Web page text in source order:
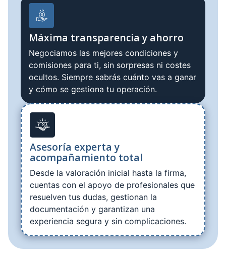
Máxima transparencia y ahorro
Negociamos las mejores condiciones y
comisiones para ti, sin sorpresas ni costes
ocultos. Siempre sabrás cuánto vas a ganar
y cómo se gestiona tu operación.
Asesoría experta y
acompañamiento total
Desde la valoración inicial hasta la firma,
cuentas con el apoyo de profesionales que
resuelven tus dudas, gestionan la
documentación y garantizan una
experiencia segura y sin complicaciones.